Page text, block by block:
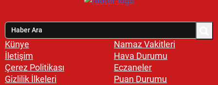
Künye
İletişim
Çerez Politikası
Gizlilik İlkeleri
Namaz Vakitleri
Hava Durumu
Eczaneler
Puan Durumu